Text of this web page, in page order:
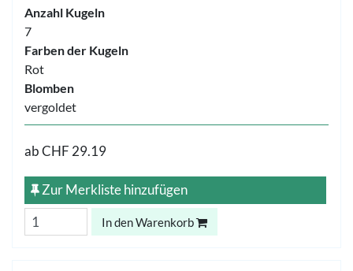
Anzahl Kugeln
7
Farben der Kugeln
Rot
Blomben
vergoldet
abCHF 29.19
Zur Merkliste hinzufügen
In den Warenkorb